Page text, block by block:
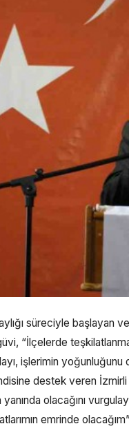
süreciyle başlayan
“İlçelerde
işlerimin yoğunluğunu
destek veren
olacağını
emrinde